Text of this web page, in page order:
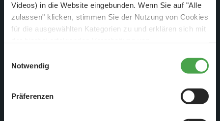
Videos) in die Website eingebunden. Wenn Sie auf "Alle
zulassen" klicken, stimmen Sie der Nutzung von Cookies
für die ausgewählten Kategorien zu und erklären sich mit
diese Einstellungen jederzeit über die Schaltfläche
zustimmen, beschränken wir uns auf die technisch
notwendigen Cookies. Weitere Informationen finden Sie in
Notwendig
Präferenzen
In diesem Update erzählen wir euch das erste Mal von
unserer neuen Attraktion in Kooperation mit dem Europa-